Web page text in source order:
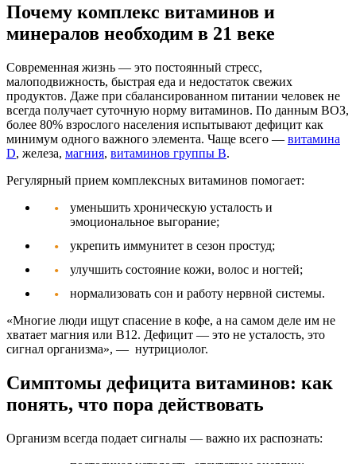
Почему комплекс витаминов и
минералов необходим в 21 веке
Современная жизнь — это постоянный стресс,
малоподвижность, быстрая еда и недостаток свежих
продуктов. Даже при сбалансированном питании человек не
всегда получает суточную норму витаминов. По данным ВОЗ,
более 80% взрослого населения испытывают дефицит как
минимум одного важного элемента. Чаще всего — витамина
D, железа, магния, витаминов группы B.
Регулярный прием комплексных витаминов помогает:
уменьшить хроническую усталость и
эмоциональное выгорание;
укрепить иммунитет в сезон простуд;
улучшить состояние кожи, волос и ногтей;
нормализовать сон и работу нервной системы.
«Многие люди ищут спасение в кофе, а на самом деле им не
хватает магния или B12. Дефицит — это не усталость, это
сигнал организма», — нутрициолог.
Симптомы дефицита витаминов: как
понять, что пора действовать
Организм всегда подает сигналы — важно их распознать: